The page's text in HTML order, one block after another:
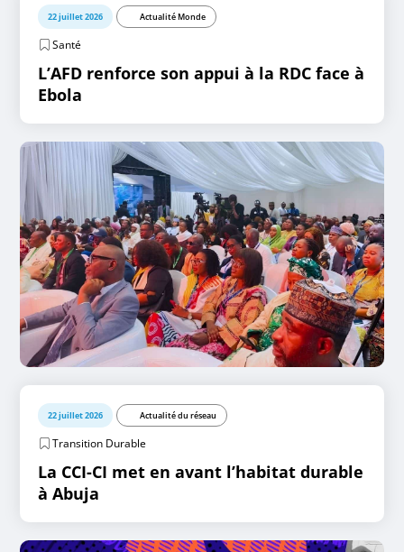
22 juillet 2026 Actualité Monde
Santé
L’AFD renforce son appui à la RDC face à
Ebola
22 juillet 2026 Actualité du réseau
Transition Durable
La CCI-CI met en avant l’habitat durable
à Abuja